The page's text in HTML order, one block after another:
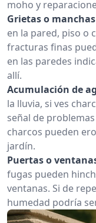
moho y
Grietas o
en la pared, piso o
fracturas finas
en las paredes
allí.
Acumulación de
la lluvia, si ves
señal de
charcos pueden
jardín.
Puertas o
fugas pueden
ventanas. Si de
humedad podría